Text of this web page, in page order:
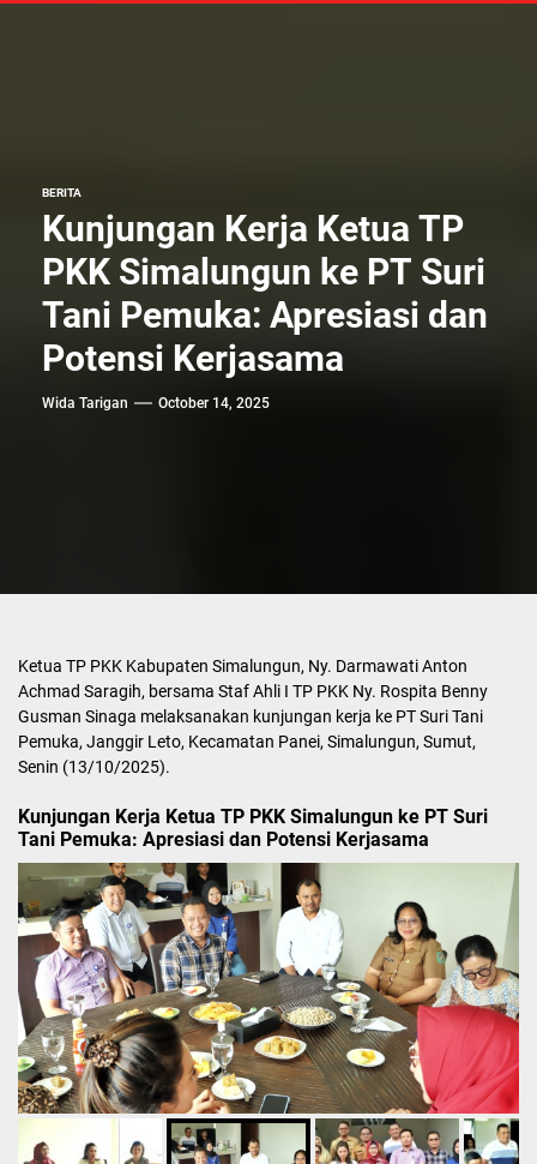
BERITA
Kunjungan Kerja Ketua TP
PKK Simalungun ke PT Suri
Tani Pemuka: Apresiasi dan
Potensi Kerjasama
Wida Tarigan October 14, 2025
Ketua TP PKK Kabupaten Simalungun, Ny. Darmawati Anton
Achmad Saragih, bersama Staf Ahli I TP PKK Ny. Rospita Benny
Gusman Sinaga melaksanakan kunjungan kerja ke PT Suri Tani
Pemuka, Janggir Leto, Kecamatan Panei, Simalungun, Sumut,
Senin (13/10/2025).
Kunjungan Kerja Ketua TP PKK Simalungun ke PT Suri
Tani Pemuka: Apresiasi dan Potensi Kerjasama